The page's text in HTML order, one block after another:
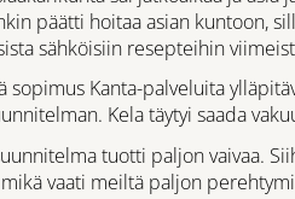
päätti hoitaa asian kuntoon,
sähköisiin resepteihin
sopimus Kanta-palveluita
Kela täytyi saada
tuotti paljon vaivaa.
vaati meiltä paljon